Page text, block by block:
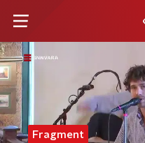
Fragment